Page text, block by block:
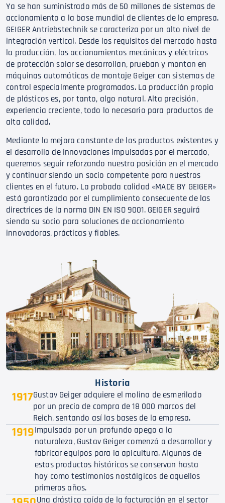
Ya se han suministrado más de 50 millones de sistemas de
accionamiento a la base mundial de clientes de la empresa.
GEIGER Antriebstechnik se caracteriza por un alto nivel de
integración vertical. Desde los requisitos del mercado hasta
la producción, los accionamientos mecánicos y eléctricos
de protección solar se desarrollan, prueban y montan en
máquinas automáticas de montaje Geiger con sistemas de
control especialmente programados. La producción propia
de plásticos es, por tanto, algo natural. Alta precisión,
experiencia creciente, todo lo necesario para productos de
alta calidad.
Mediante la mejora constante de los productos existentes y
el desarrollo de innovaciones impulsadas por el mercado,
queremos seguir reforzando nuestra posición en el mercado
y continuar siendo un socio competente para nuestros
clientes en el futuro. La probada calidad «MADE BY GEIGER»
está garantizada por el cumplimiento consecuente de las
directrices de la norma DIN EN ISO 9001. GEIGER seguirá
siendo su socio para soluciones de accionamiento
innovadoras, prácticas y fiables.
Historia
1917Gustav Geiger adquiere el molino de esmerilado
por un precio de compra de 18 000 marcos del
Reich, sentando así las bases de la empresa.
1919Impulsado por un profundo apego a la
naturaleza, Gustav Geiger comenzó a desarrollar y
fabricar equipos para la apicultura. Algunos de
estos productos históricos se conservan hasta
hoy como testimonios nostálgicos de aquellos
primeros años.
Una drástica caída de la facturación en el sector